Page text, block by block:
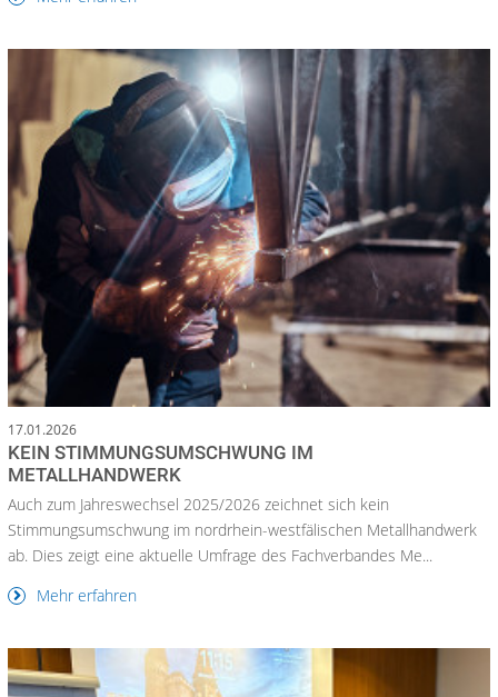
17.01.2026
KEIN STIMMUNGSUMSCHWUNG IM
METALLHANDWERK
Auch zum Jahreswechsel 2025/2026 zeichnet sich kein
Stimmungsumschwung im nordrhein-westfälischen Metallhandwerk
ab. Dies zeigt eine aktuelle Umfrage des Fachverbandes Me...
Mehr erfahren